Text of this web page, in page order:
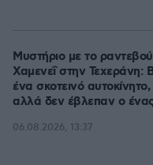
Μυστήριο με το
Χαμενεΐ στην Τεχεράνη:
ένα σκοτεινό
αλλά δεν έβλεπαν ο
06.08.2026, 13:37